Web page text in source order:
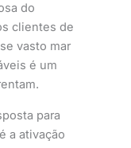
do
clientes de
vasto mar
é um
para
a ativação